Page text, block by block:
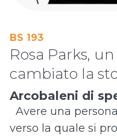
BS 193
Rosa Parks,
cambiato la
Arcobaleni di
Avere una
verso la quale si